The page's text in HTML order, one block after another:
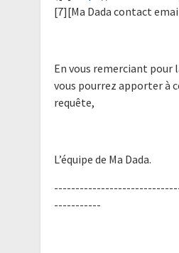
[7][Ma Dada contact
En vous remerciant pour
vous pourrez apporter à
requête,
L’équipe de Ma Dada.
-----------